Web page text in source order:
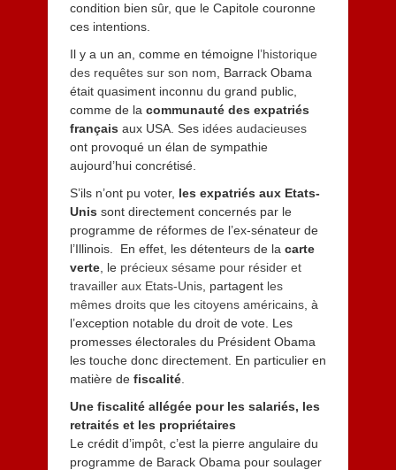
condition bien sûr, que le Capitole couronne
ces intentions.
Il y a un an, comme en témoigne l’historique
des requêtes sur son nom , Barrack Obama
était quasiment inconnu du grand public,
comme de la communauté des expatriés
français aux USA. Ses idées audacieuses
ont provoqué un élan de sympathie
aujourd’hui concrétisé.
S’ils n’ont pu voter, les expatriés aux Etats-
Unis sont directement concernés par le
programme de réformes de l’ex-sénateur de
l’Illinois. En effet, les détenteurs de la carte
verte, le précieux sésame pour résider et
travailler aux Etats-Unis, partagent les
mêmes droits que les citoyens américains, à
l’exception notable du droit de vote. Les
promesses électorales du Président Obama
les touche donc directement. En particulier en
matière de fiscalité.
Une fiscalité allégée pour les salariés, les
retraités et les propriétaires
Le crédit d’impôt, c’est la pierre angulaire du
programme de Barack Obama pour soulager